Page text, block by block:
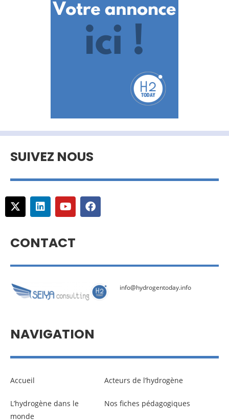
SUIVEZ NOUS
CONTACT
info@hydrogentoday.info
NAVIGATION
Accueil
L’hydrogène dans le
monde
Acteurs de l’hydrogène
Nos fiches pédagogiques